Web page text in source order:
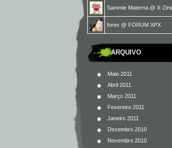
Sammie Materna @ X-
forex @ FORUM XPX
ARQUIVO
Maio 2011
Abril 2011
Março 2011
Fevereiro 2011
Janeiro 2011
Dezembro 2010
Novembro 2010